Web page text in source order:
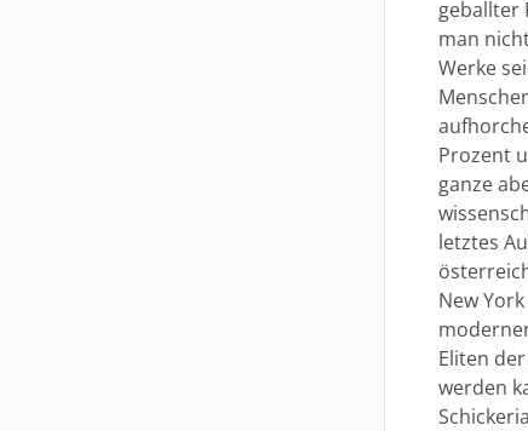
geballter
man
Werke
Prozent
ganze
letztes
New
Eliten
werden